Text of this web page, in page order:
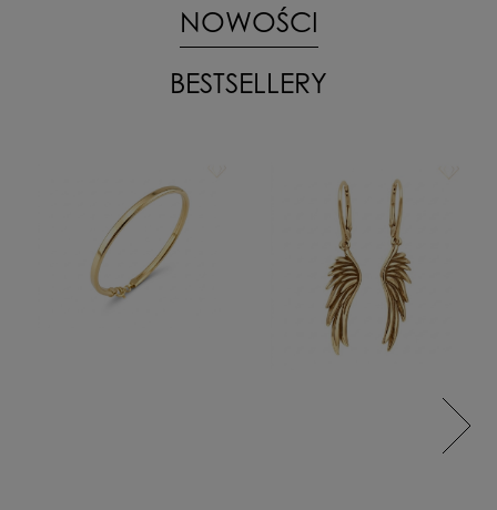
NOWOŚCI
BESTSELLERY